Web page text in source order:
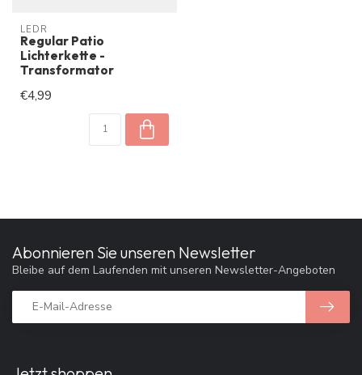
LEDR
Regular Patio
Lichterkette -
Transformator
€4,99
Abonnieren Sie unseren Newsletter
Bleibe auf dem Laufenden mit unseren Newsletter-Angeboten